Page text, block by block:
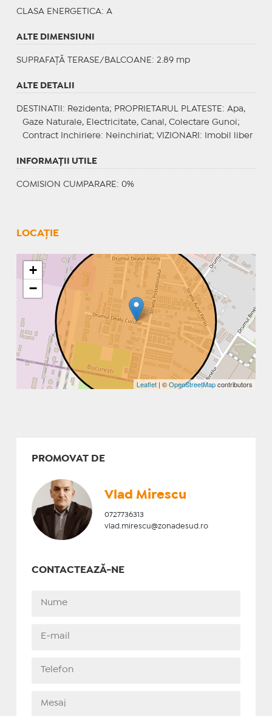
CLASA ENERGETICA: A
ALTE DIMENSIUNI
SUPRAFAȚĂ TERASE/BALCOANE: 2.89 mp
ALTE DETALII
DESTINATII : Rezidenta; PROPRIETARUL PLATESTE : Apa,
Gaze Naturale, Electricitate, Canal, Colectare Gunoi;
Contract Inchiriere: Neinchiriat; VIZIONARI : Imobil liber
INFORMAŢII UTILE
COMISION CUMPARARE: 0%
LOCAȚIE
+
−
Leaflet | ©OpenStreetMapcontributors
PROMOVAT DE
Vlad Mirescu
0727736313
vlad.mirescu@zonadesud.ro
CONTACTEAZĂ-NE